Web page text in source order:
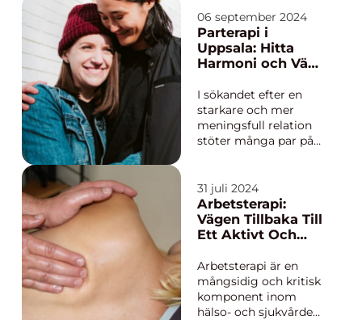
även kallat pulpan.
För invånare i
Norrköping erbjuder
specialister inom...
06 september 2024
Parterapi i
Uppsala: Hitta
Harmoni och Väx
I sökandet efter en
starkare och mer
meningsfull relation
stöter många par på
på egen hand.
Parterapi har blivit en
vägledande lösning
för dem som ö...
31 juli 2024
Arbetsterapi:
Vägen Tillbaka Till
Ett Aktivt Och
Arbetsterapi är en
mångsidig och kritisk
komponent inom
hälso- och sjukvården